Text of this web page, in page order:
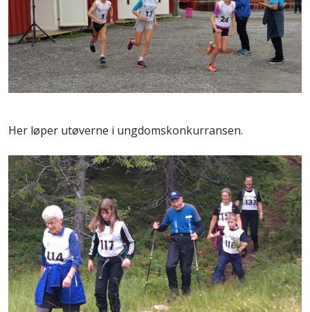
Her løper utøverne i ungdomskonkurransen.